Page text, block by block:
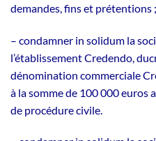
demandes, fins et prétentions ;
– condamner in solidum la
l’établissement Credendo,
dénomination commerciale
à la somme de 100 000 euros
de procédure civile.